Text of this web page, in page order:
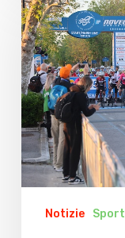
Colli
2026:
via
alla
grande
festa
del
ciclismo
FOTO
VIDEONotizie Sport